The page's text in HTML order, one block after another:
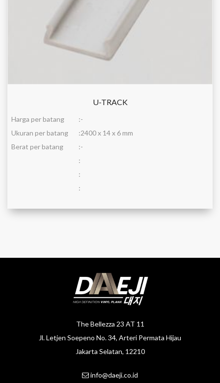
U-TRACK
Harga per batang :-
Ukuran per batang
:2400 x 14 x 6 mm
Berat per batang
:-
:
:
:
The Bellezza 23 AT 11
Jl. Letjen Soepeno No. 34, Arteri Permata Hijau
Jakarta Selatan, 12210
info@daeji.co.id